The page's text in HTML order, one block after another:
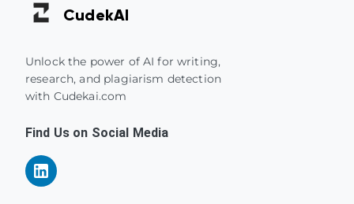
CudekAI
Unlock the power of AI for writing,
research, and plagiarism detection
with Cudekai.com
Find Us on Social Media